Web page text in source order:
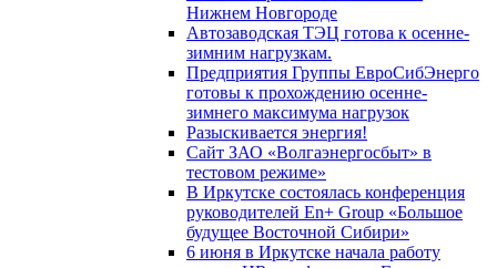
Нижнем Новгороде
Автозаводская ТЭЦ готова к осенне-
зимним нагрузкам.
Предприятия Группы ЕвроСибЭнерго
готовы к прохождению осенне-
зимнего максимума нагрузок
Разыскивается энергия!
Сайт ЗАО «Волгаэнергосбыт» в
тестовом режиме»
В Иркутске состоялась конференция
руководителей En+ Group «Большое
будущее Восточной Сибири»
6 июня в Иркутске начала работу